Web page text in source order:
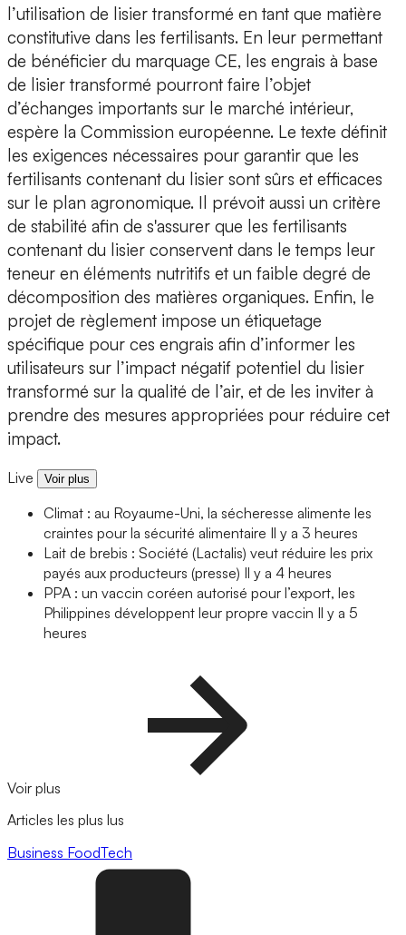
l’utilisation de lisier transformé en tant que matière
constitutive dans les fertilisants. En leur permettant
de bénéficier du marquage CE, les engrais à base
de lisier transformé pourront faire l’objet
d’échanges importants sur le marché intérieur,
espère la Commission européenne. Le texte définit
les exigences nécessaires pour garantir que les
fertilisants contenant du lisier sont sûrs et efficaces
sur le plan agronomique. Il prévoit aussi un critère
de stabilité afin de s'assurer que les fertilisants
contenant du lisier conservent dans le temps leur
teneur en éléments nutritifs et un faible degré de
décomposition des matières organiques. Enfin, le
projet de règlement impose un étiquetage
spécifique pour ces engrais afin d’informer les
utilisateurs sur l’impact négatif potentiel du lisier
transformé sur la qualité de l’air, et de les inviter à
prendre des mesures appropriées pour réduire cet
impact.
Live Voir plus
Climat : au Royaume-Uni, la sécheresse alimente les
craintes pour la sécurité alimentaire Il y a 3 heures
Lait de brebis : Société (Lactalis) veut réduire les prix
payés aux producteurs (presse) Il y a 4 heures
PPA : un vaccin coréen autorisé pour l’export, les
Philippines développent leur propre vaccin Il y a 5
heures
Voir plus
Articles les plus lus
Business FoodTech